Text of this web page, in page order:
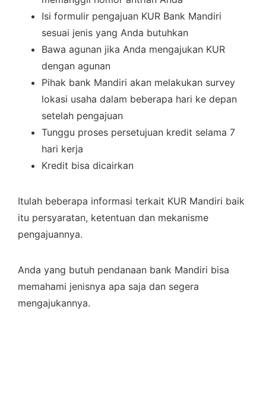
Isi formulir pengajuan KUR Bank Mandiri
sesuai jenis yang Anda butuhkan
Bawa agunan jika Anda mengajukan KUR
dengan agunan
Pihak bank Mandiri akan melakukan survey
lokasi usaha dalam beberapa hari ke depan
setelah pengajuan
Tunggu proses persetujuan kredit selama 7
hari kerja
Kredit bisa dicairkan
Itulah beberapa informasi terkait KUR Mandiri baik
itu persyaratan, ketentuan dan mekanisme
pengajuannya.
Anda yang butuh pendanaan bank Mandiri bisa
memahami jenisnya apa saja dan segera
mengajukannya.